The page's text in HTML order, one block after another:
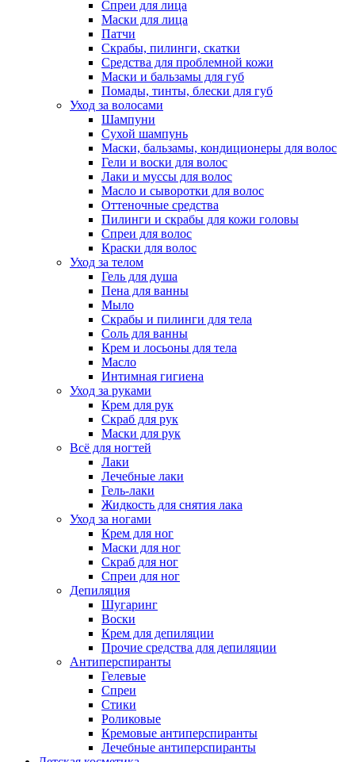
Спреи для лица
Маски для лица
Патчи
Скрабы, пилинги, скатки
Средства для проблемной кожи
Маски и бальзамы для губ
Помады, тинты, блески для губ
Уход за волосами
Шампуни
Сухой шампунь
Маски, бальзамы, кондиционеры для волос
Гели и воски для волос
Лаки и муссы для волос
Масло и сыворотки для волос
Оттеночные средства
Пилинги и скрабы для кожи головы
Спреи для волос
Краски для волос
Уход за телом
Гель для душа
Пена для ванны
Мыло
Скрабы и пилинги для тела
Соль для ванны
Крем и лосьоны для тела
Масло
Интимная гигиена
Уход за руками
Крем для рук
Скраб для рук
Маски для рук
Всё для ногтей
Лаки
Лечебные лаки
Гель-лаки
Жидкость для снятия лака
Уход за ногами
Крем для ног
Маски для ног
Скраб для ног
Спреи для ног
Депиляция
Шугаринг
Воски
Крем для депиляции
Прочие средства для депиляции
Антиперспиранты
Гелевые
Спреи
Стики
Роликовые
Кремовые антиперспиранты
Лечебные антиперспиранты